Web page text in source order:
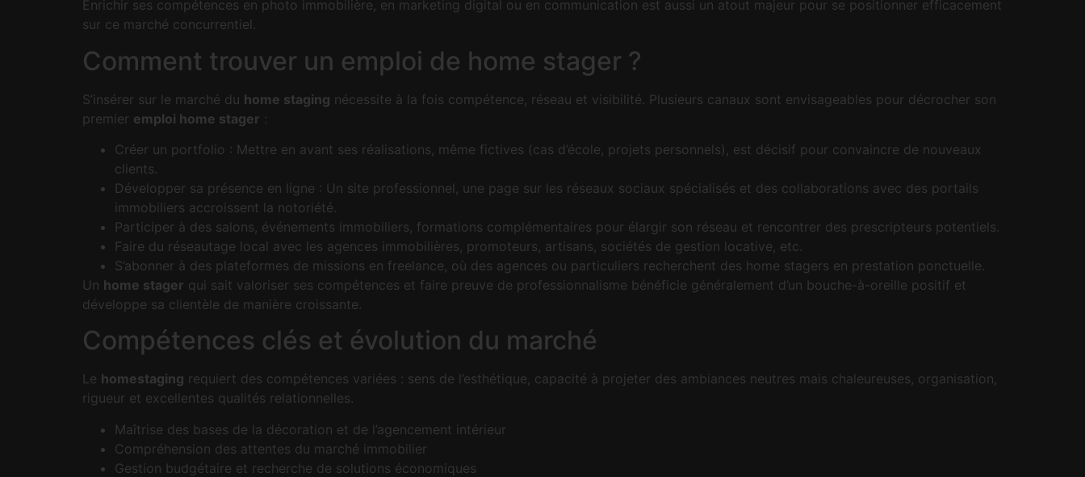
Enrichir ses compétences en photo immobilière, en marketing digital ou en communication est aussi un atout majeur pour se positionner efficacement
sur ce marché concurrentiel.
Comment trouver un emploi de home stager ?
S’insérer sur le marché du home staging nécessite à la fois compétence, réseau et visibilité. Plusieurs canaux sont envisageables pour décrocher son
premier emploi home stager :
Créer un portfolio : Mettre en avant ses réalisations, même fictives (cas d’école, projets personnels), est décisif pour convaincre de nouveaux
clients.
Développer sa présence en ligne : Un site professionnel, une page sur les réseaux sociaux spécialisés et des collaborations avec des portails
immobiliers accroissent la notoriété.
Participer à des salons, événements immobiliers, formations complémentaires pour élargir son réseau et rencontrer des prescripteurs potentiels.
Faire du réseautage local avec les agences immobilières, promoteurs, artisans, sociétés de gestion locative, etc.
S’abonner à des plateformes de missions en freelance, où des agences ou particuliers recherchent des home stagers en prestation ponctuelle.
Un home stager qui sait valoriser ses compétences et faire preuve de professionnalisme bénéficie généralement d’un bouche-à-oreille positif et
développe sa clientèle de manière croissante.
Compétences clés et évolution du marché
Le homestaging requiert des compétences variées : sens de l’esthétique, capacité à projeter des ambiances neutres mais chaleureuses, organisation,
rigueur et excellentes qualités relationnelles.
Maîtrise des bases de la décoration et de l’agencement intérieur
Compréhension des attentes du marché immobilier
Gestion budgétaire et recherche de solutions économiques